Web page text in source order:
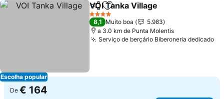
Escolha popular
PartilharAdicionar aos favoritos
VOI Tanka Village
4 Estrelas
8,1 Muito boa
5.983
a 3.0 km de Punta Molentis
Serviço de berçário Biberoneria dedicado
De € 164